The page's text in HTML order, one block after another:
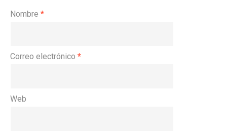
Nombre *
Correo electrónico *
Web